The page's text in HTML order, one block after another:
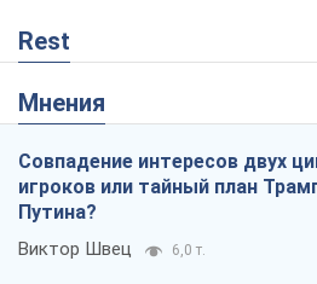
Rest
Мнения
Совпадение интересов двух
игроков или тайный план
Путина?
Виктор Швец 6,0 т.